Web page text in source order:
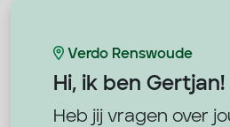
Verdo Renswoude
Hi, ik ben Gertjan!
Heb jij vragen over